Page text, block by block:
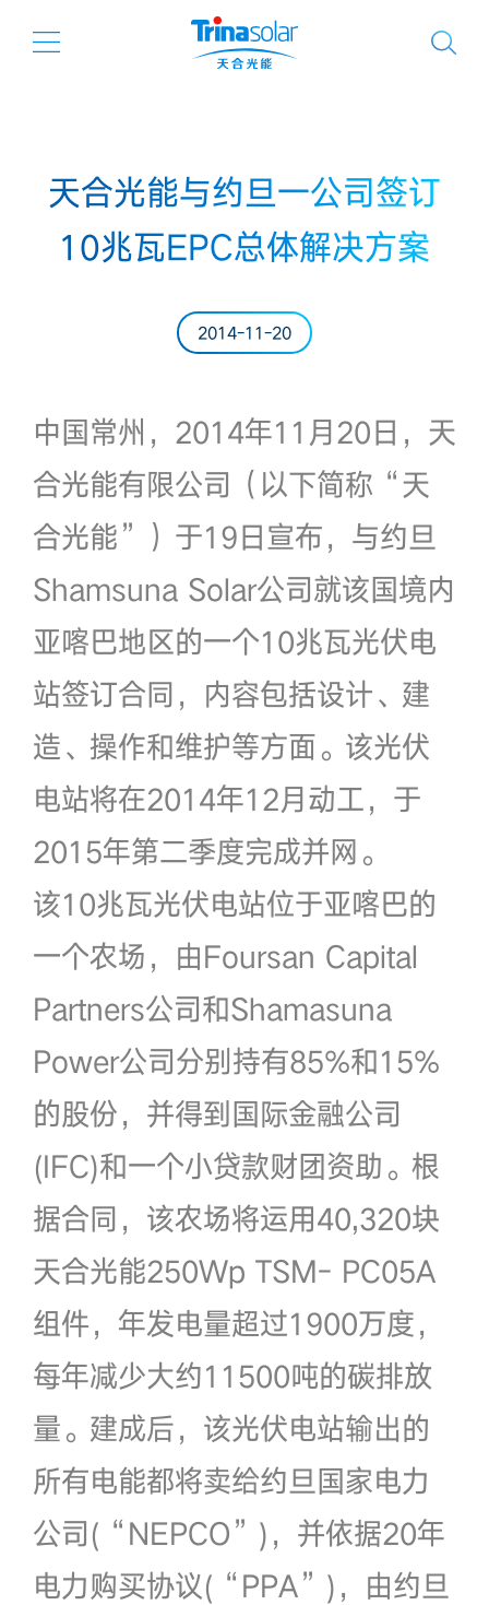
天合光能与约旦一公司签订
10兆瓦EPC总体解决方案
2014-11-20
中国常州，2014年11月20日，天
合光能有限公司（以下简称“天
合光能”）于19日宣布，与约旦
Shamsuna Solar公司就该国境内
亚喀巴地区的一个10兆瓦光伏电
站签订合同，内容包括设计、建
造、操作和维护等方面。该光伏
电站将在2014年12月动工，于
2015年第二季度完成并网。
该10兆瓦光伏电站位于亚喀巴的
一个农场，由Foursan Capital
Partners公司和Shamasuna
Power公司分别持有85%和15%
的股份，并得到国际金融公司
(IFC)和一个小贷款财团资助。根
据合同，该农场将运用40,320块
天合光能250Wp TSM- PC05A
组件，年发电量超过1900万度，
每年减少大约11500吨的碳排放
量。建成后，该光伏电站输出的
所有电能都将卖给约旦国家电力
公司(“NEPCO”)，并依据20年
电力购买协议(“PPA”)，由约旦